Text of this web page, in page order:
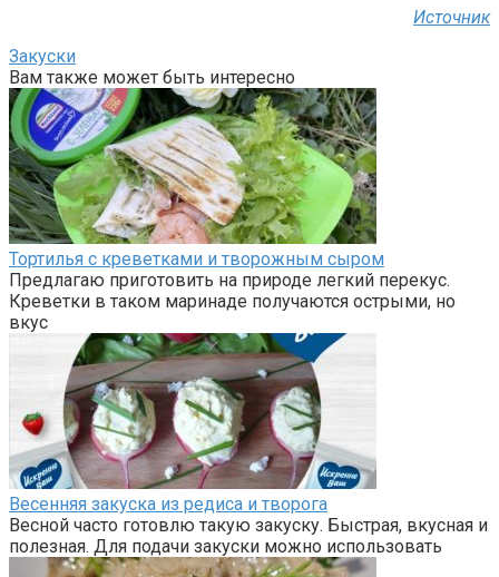
Источник
Закуски
Вам также может быть интересно
Тортилья с креветками и творожным сыром
Предлагаю приготовить на природе легкий перекус.
Креветки в таком маринаде получаются острыми, но
вкус
Весенняя закуска из редиса и творога
Весной часто готовлю такую закуску. Быстрая, вкусная и
полезная. Для подачи закуски можно использовать